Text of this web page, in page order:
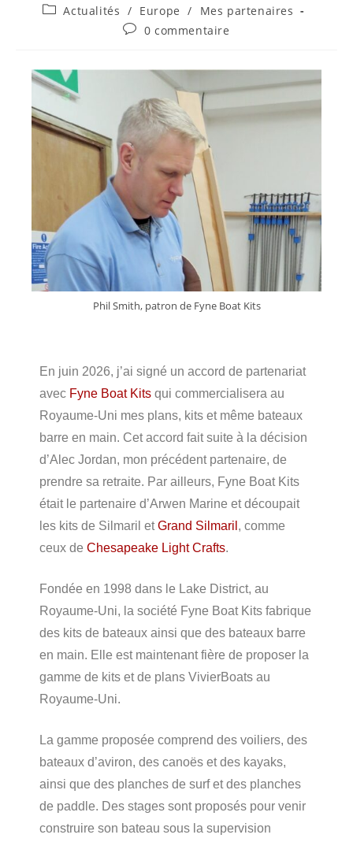
Actualités / Europe /
Mes partenaires
0 commentaire
Phil Smith, patron de Fyne Boat Kits
En juin 2026, j’ai signé un accord de partenariat
avec Fyne Boat Kits qui commercialisera au
Royaume-Uni mes plans, kits et même bateaux
barre en main. Cet accord fait suite à la décision
d’Alec Jordan, mon précédent partenaire, de
prendre sa retraite. Par ailleurs, Fyne Boat Kits
était le partenaire d’Arwen Marine et découpait
les kits de Silmaril etGrand Silmaril , comme
ceux de Chesapeake Light Crafts.
Fondée en 1998 dans le Lake District, au
Royaume-Uni, la société Fyne Boat Kits fabrique
des kits de bateaux ainsi que des bateaux barre
en main. Elle est maintenant fière de proposer la
gamme de kits et de plans VivierBoats au
Royaume-Uni.
La gamme proposée comprend des voiliers, des
bateaux d’aviron, des canoës et des kayaks,
ainsi que des planches de surf et des planches
de paddle. Des stages sont proposés pour venir
construire son bateau sous la supervision